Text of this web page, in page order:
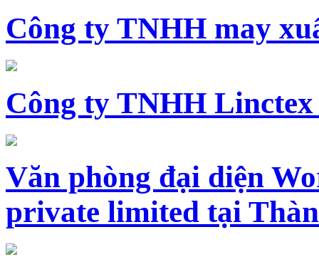
Công ty TNHH may
Công ty TNHH Linctex
Văn phòng đại diện
private limited tại